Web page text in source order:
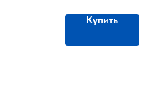
Купить